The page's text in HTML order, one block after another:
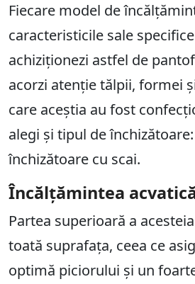
Fiecare model de
caracteristicile sale
achiziționezi astfel de
acorzi atenție tălpii, formei
care aceștia au fost
alegi și tipul de
închizătoare cu scai.
Încălțămintea
Partea superioară a
toată suprafața, ceea ce
optimă piciorului și un